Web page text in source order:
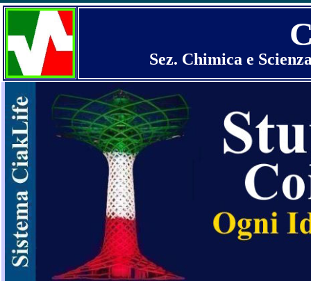
Sez. Chimica e